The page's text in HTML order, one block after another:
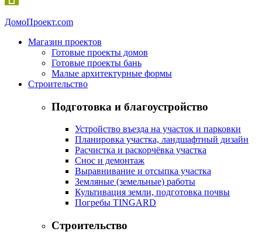
ДомоПроект.com
Магазин проектов
Готовые проекты домов
Готовые проекты бань
Малые архитектурные формы
Строительство
Подготовка и благоустройство
Устройство въезда на участок и парковки
Планировка участка, ландшафтный дизайн
Расчистка и раскорчёвка участка
Снос и демонтаж
Выравнивание и отсыпка участка
Земляные (земельные) работы
Культивация земли, подготовка почвы
Погребы TINGARD
Строительство